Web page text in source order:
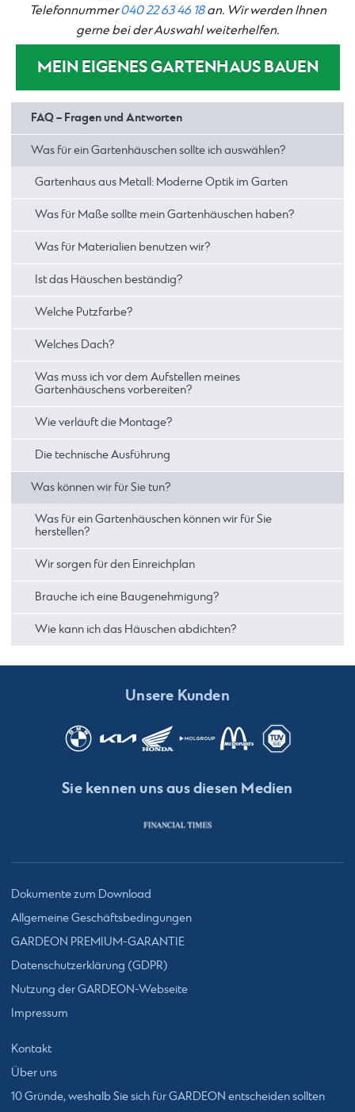
Telefonnummer040 22 63 46 18an. Wir werden Ihnen
gerne bei der Auswahl weiterhelfen.
MEIN EIGENES GARTENHAUS BAUEN
FAQ – Fragen und Antworten
Was für ein Gartenhäuschen sollte ich auswählen?
Gartenhaus aus Metall: Moderne Optik im Garten
Was für Maße sollte mein Gartenhäuschen haben?
Was für Materialien benutzen wir?
Ist das Häuschen beständig?
Welche Putzfarbe?
Welches Dach?
Was muss ich vor dem Aufstellen meines
Gartenhäuschens vorbereiten?
Wie verläuft die Montage?
Die technische Ausführung
Was können wir für Sie tun?
Was für ein Gartenhäuschen können wir für Sie
herstellen?
Wir sorgen für den Einreichplan
Brauche ich eine Baugenehmigung?
Wie kann ich das Häuschen abdichten?
Unsere Kunden
Sie kennen uns aus diesen Medien
Dokumente zum Download
Allgemeine Geschäftsbedingungen
GARDEON PREMIUM-GARANTIE
Datenschutzerklärung (GDPR)
Nutzung der GARDEON-Webseite
Impressum
Kontakt
Über uns
10 Gründe, weshalb Sie sich für GARDEON entscheiden sollten